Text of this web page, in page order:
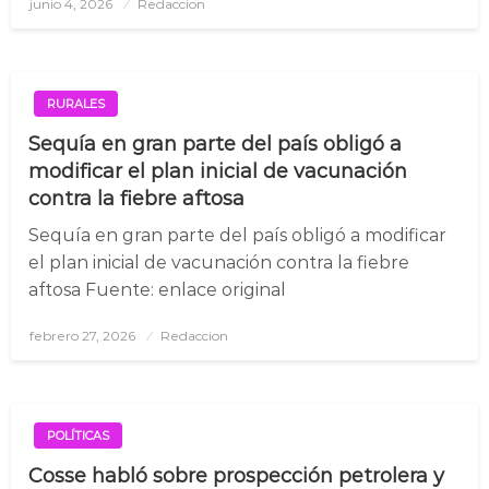
junio 4, 2026 Redaccion
RURALES
Sequía en gran parte del país obligó a
modificar el plan inicial de vacunación
contra la fiebre aftosa
Sequía en gran parte del país obligó a modificar
el plan inicial de vacunación contra la fiebre
aftosa Fuente: enlace original
Posted
febrero 27, 2026 Redaccion
POLÍTICAS
Cosse habló sobre prospección petrolera y